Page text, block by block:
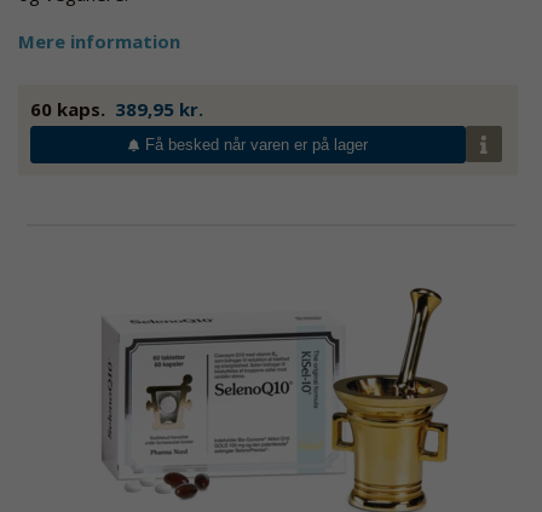
Mere information
60 kaps. 389,95 kr.
Få besked når varen er på lager